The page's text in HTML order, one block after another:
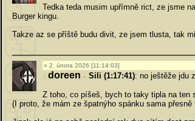
Tedka teda musim upřímně rict, ze jsme
Burger kingu.
Takze az se příště budu divit, ze jsem tlusta, tak
2. února 2026 [11:14:03]
doreen » Sili (1:17:41): no ještěže jdu
Z toho, co píšeš, bych to taky tipla na ten
(I proto, že mám ze špatnýho spánku sama